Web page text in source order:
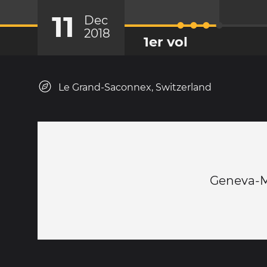
11
Dec
2018
1er vol
Le Grand-Saconnex, Switzerland
Geneva-